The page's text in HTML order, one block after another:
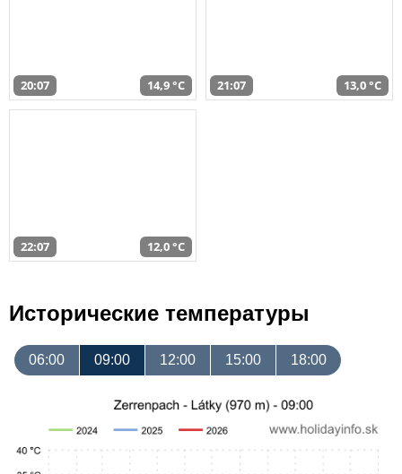
20:07 14,9 °C 21:07 13,0 °C
22:07 12,0 °C
Исторические температуры
06:00 09:00 12:00 15:00 18:00